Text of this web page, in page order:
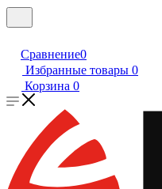
Сравнение0
Избранные товары 0
Корзина 0